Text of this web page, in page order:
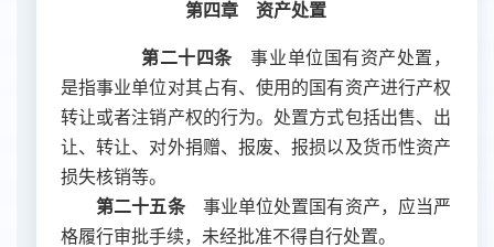
第四章 资产处置
第二十四条事业单位国有资产处置，
是指事业单位对其占有、使用的国有资产进行产权
转让或者注销产权的行为。处置方式包括出售、出
让、转让、对外捐赠、报废、报损以及货币性资产
损失核销等。
第二十五条事业单位处置国有资产，应当严
格履行审批手续，未经批准不得自行处置。